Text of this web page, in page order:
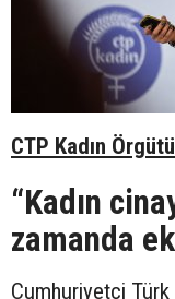
CTP Kadın
“Kadın
zamanda
Cumhuriyetçi Türk